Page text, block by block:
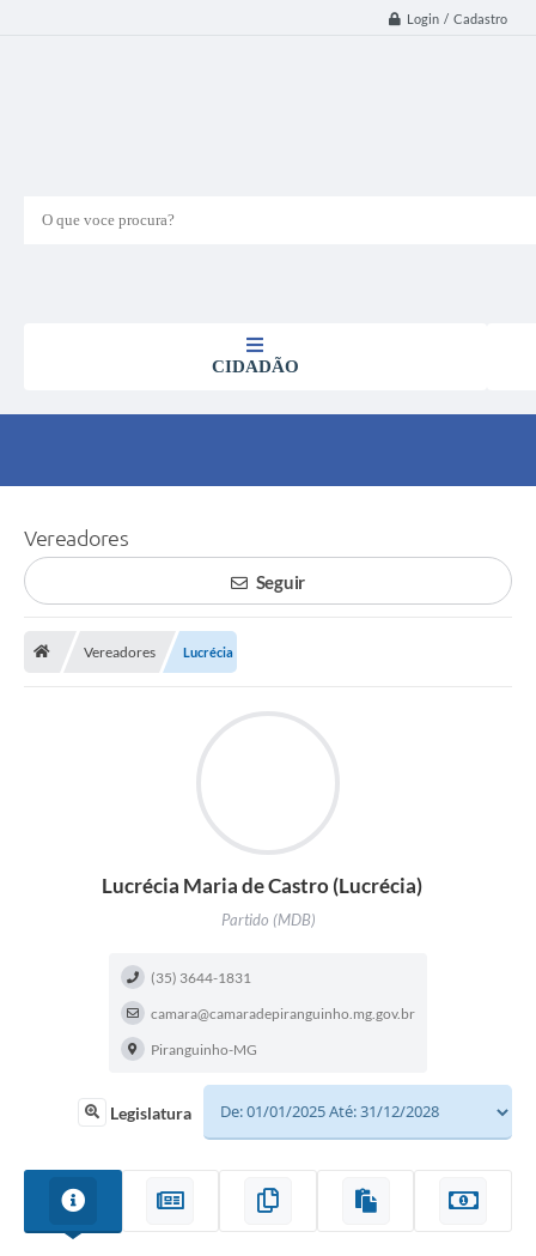
Login / Cadastro
O que voce procura?
CIDADÃO
Vereadores
Seguir
Vereadores Lucrécia
Lucrécia Maria de Castro (Lucrécia)
Partido (MDB)
(35) 3644-1831
camara@camaradepiranguinho.mg.gov.br
Piranguinho-MG
Legislatura